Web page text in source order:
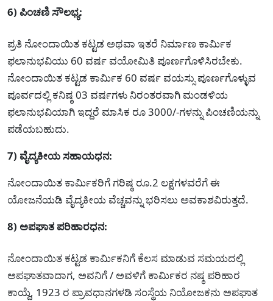
6) ಪಿಂಚಣಿ ಸೌಲಭ್ಯ:
ಪ್ರತಿ ನೋಂದಾಯಿತ ಕಟ್ಟಡ ಅಥವಾ ಇತರೆ ನಿರ್ಮಾಣ ಕಾರ್ಮಿಕ
ಫಲಾನುಭವಿಯು 60 ವರ್ಷ ವಯೋಮಿತಿ ಪೂರ್ಣಗೊಳಿಸಿರಬೇಕು.
ನೋಂದಾಯಿತ ಕಟ್ಟಡ ಕಾರ್ಮಿಕ 60 ವರ್ಷ ವಯಸ್ಸು ಪೂರ್ಣಗೊಳ್ಳುವ
ಪೂರ್ವದಲ್ಲಿ ಕನಿಷ್ಠ 03 ವರ್ಷಗಳು ನಿರಂತರವಾಗಿ ಮಂಡಳಿಯ
ಫಲಾನುಭವಿಯಾಗಿ ಇದ್ದರೆ ಮಾಸಿಕ ರೂ 3000/-ಗಳನ್ನು ಪಿಂಚಣಿಯನ್ನು
ಪಡೆಯಬಹುದು.
7) ವೈದ್ಯಕೀಯ ಸಹಾಯಧನ:
ನೋಂದಾಯಿತ ಕಾರ್ಮಿಕರಿಗೆ ಗರಿಷ್ಠ ರೂ.2 ಲಕ್ಷಗಳವರೆಗೆ ಈ
ಯೋಜನೆಯಡಿ ವೈದ್ಯಕೀಯ ವೆಚ್ಚವನ್ನು ಭರಿಸಲು ಅವಕಾಶವಿರುತ್ತದೆ.
8) ಅಪಘಾತ ಪರಿಹಾರಧನ:
ನೋಂದಾಯಿತ ಕಟ್ಟಡ ಕಾರ್ಮಿಕನಿಗೆ ಕೆಲಸ ಮಾಡುವ ಸಮಯದಲ್ಲಿ
ಅಪಘಾತವಾದಾಗ, ಅವನಿಗೆ / ಅವಳಿಗೆ ಕಾರ್ಮಿಕರ ನಷ್ಠ ಪರಿಹಾರ
ಕಾಯ್ದೆ, 1923 ರ ಪ್ರಾವಧಾನಗಳಡಿ ಸಂಸ್ಥೆಯ ನಿಯೋಜಕನು ಅಪಘಾತ